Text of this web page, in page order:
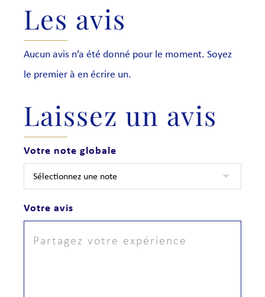
Les avis
Aucun avis n’a été donné pour le moment. Soyez
le premier à en écrire un.
Laissez un avis
Votre note globale
Votre avis